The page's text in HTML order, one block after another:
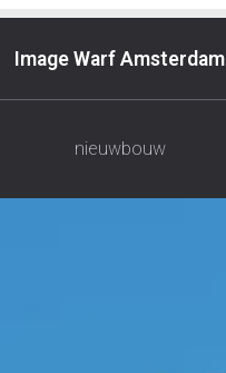
Image Warf Amsterdam
nieuwbouw